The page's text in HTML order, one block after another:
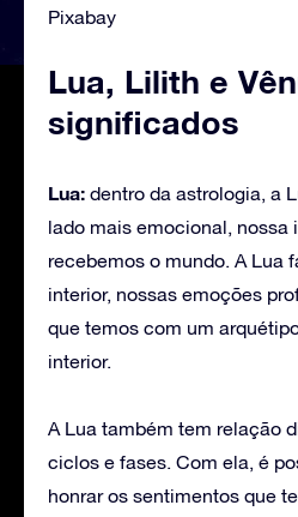
Pixabay
Lua, Lilith e
significados
Lua: dentro da astrologia, a
lado mais emocional, nossa
recebemos o mundo. A Lua
interior, nossas emoções
que temos com um
interior.
A Lua também tem relação
ciclos e fases. Com ela, é
honrar os sentimentos que